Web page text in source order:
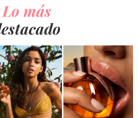
Lo más